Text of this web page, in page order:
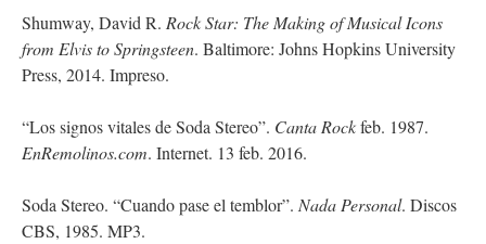
Shumway, David R. Rock Star: The Making of Musical Icons
from Elvis to Springsteen. Baltimore: Johns Hopkins University
Press, 2014. Impreso.
“Los signos vitales de Soda Stereo”. Canta Rockfeb. 1987.
EnRemolinos.com. Internet. 13 feb. 2016.
Soda Stereo. “Cuando pase el temblor”. Nada Personal. Discos
CBS, 1985. MP3.